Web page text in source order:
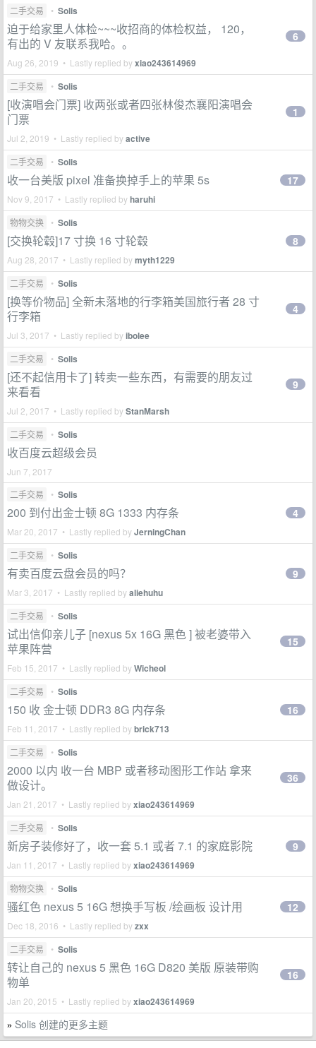
二手交易 • Solis
迫于给家里人体检~~~收招商的体检权益， 120，
有出的 V 友联系我哈。。
Aug 26, 2019 • Lastly replied byxiao243614969
6
二手交易 • Solis
[收演唱会门票] 收两张或者四张林俊杰襄阳演唱会
门票
Jul 2, 2019 • Lastly replied byactive
1
二手交易 • Solis
收一台美版 pixel 准备换掉手上的苹果 5s
Nov 9, 2017 • Lastly replied byharuhi
17
物物交换 • Solis
[交换轮毂]17 寸换 16 寸轮毂
Aug 28, 2017 • Lastly replied bymyth1229
8
二手交易 • Solis
[换等价物品] 全新未落地的行李箱美国旅行者 28 寸
行李箱
Jul 3, 2017 • Lastly replied byibolee
4
二手交易 • Solis
[还不起信用卡了] 转卖一些东西，有需要的朋友过
来看看
Jul 2, 2017 • Lastly replied byStanMarsh
9
二手交易 • Solis
收百度云超级会员
Jun 7, 2017
二手交易
• Solis
200 到付出金士顿 8G 1333 内存条
Mar 20, 2017 • Lastly replied byJerningChan
4
二手交易 • Solis
有卖百度云盘会员的吗？
Mar 3, 2017 • Lastly replied byaliehuhu
9
二手交易 • Solis
试出信仰亲儿子 [nexus 5x 16G 黑色 ] 被老婆带入
苹果阵营
Feb 15, 2017 • Lastly replied byWicheol
15
二手交易 • Solis
150 收 金士顿 DDR3 8G 内存条
Feb 11, 2017 • Lastly replied bybrick713
16
二手交易 • Solis
2000 以内 收一台 MBP 或者移动图形工作站 拿来
做设计。
Jan 21, 2017 • Lastly replied byxiao243614969
36
二手交易 • Solis
新房子装修好了，收一套 5.1 或者 7.1 的家庭影院
Jan 11, 2017 • Lastly replied byxiao243614969
9
物物交换 • Solis
骚红色 nexus 5 16G 想换手写板 /绘画板 设计用
Dec 18, 2016 • Lastly replied byzxx
12
二手交易 • Solis
转让自己的 nexus 5 黑色 16G D820 美版 原装带购
物单
Jan 20, 2015 • Lastly replied byxiao243614969
16
» Solis 创建的更多主题